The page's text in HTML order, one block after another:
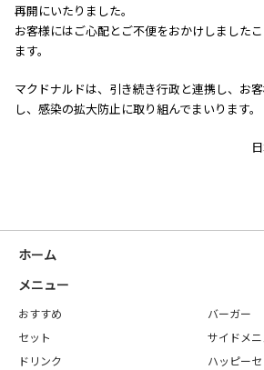
再開にいたりました。
お客様にはご心配とご不便をおかけしました
ます。
マクドナルドは、引き続き行政と連携し、お
し、感染の拡大防止に取り組んでまいります。
ホーム
メニュー
おすすめ
バーガー
セット
サイドメ
ドリンク
ハッピー